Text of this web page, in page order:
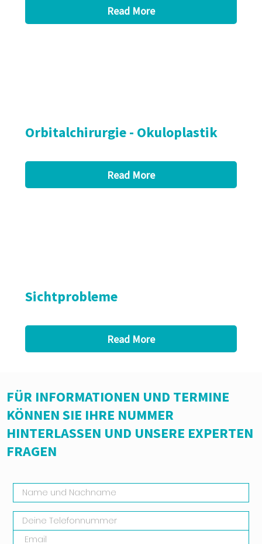
Read More
Orbitalchirurgie - Okuloplastik
Read More
Sichtprobleme
Read More
FÜR INFORMATIONEN UND TERMINE
KÖNNEN SIE IHRE NUMMER
HINTERLASSEN UND UNSERE EXPERTEN
FRAGEN